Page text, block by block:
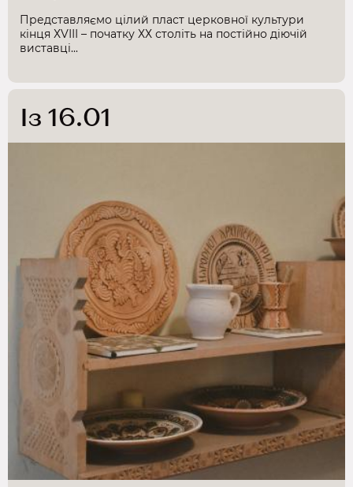
початку ХХ ст.»
Представляємо цілий пласт церковної культури
кінця ХVІІІ – початку ХХ століть на постійно діючій
виставці...
Із 16.01